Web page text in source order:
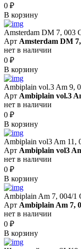
0 ₽
В корзину
Amsterdam DM 7, 003
Арт Amsterdam DM
нет в наличии
0 ₽
В корзину
Ambiplain vol.3 Am 9,
Арт Ambiplain vol.3
нет в наличии
0 ₽
В корзину
Ambiplain vol3 Am 11,
Арт Ambiplain vol3
нет в наличии
0 ₽
В корзину
Ambiplain Am 7, 004/1
Арт Ambiplain Am 7,
нет в наличии
0 ₽
В корзину